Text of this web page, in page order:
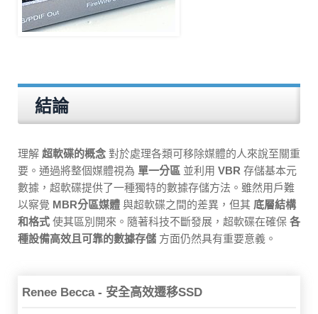
結論
理解 超軟碟的概念 對於處理各類可移除媒體的人來說至關重
要。通過將整個媒體視為 單一分區 並利用 VBR 存儲基本元
數據，超軟碟提供了一種獨特的數據存儲方法。雖然用戶難
以察覺 MBR分區媒體 與超軟碟之間的差異，但其 底層結構
和格式 使其區別開來。隨著科技不斷發展，超軟碟在確保 各
種設備高效且可靠的數據存儲 方面仍然具有重要意義。
Renee Becca - 安全高效遷移SSD